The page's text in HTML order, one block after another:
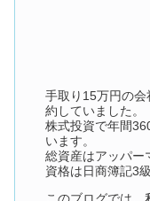
手取り15万円の
約していました。
株式投資で年間
います。
総資産はアッパー
資格は日商簿記3